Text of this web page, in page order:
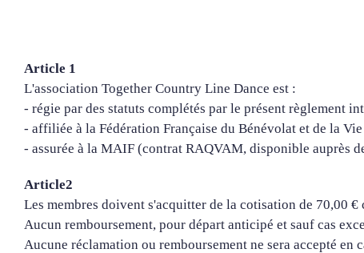
Article 1
L'association Together Country Line Dance est :
- régie par des statuts complétés par le présent règlement
- affiliée à la Fédération Française du Bénévolat et de la
- assurée à la MAIF (contrat RAQVAM, disponible auprès
Article2
Les membres doivent s'acquitter de la cotisation de 70,00
Aucun remboursement, pour départ anticipé et sauf cas
Aucune réclamation ou remboursement ne sera accepté